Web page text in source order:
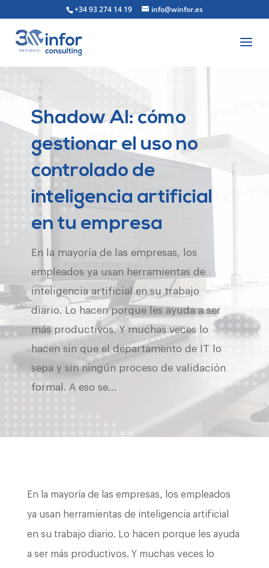
+34 93 274 14 19 info@winfor.es
Shadow AI: cómo
gestionar el uso no
controlado de
inteligencia artificial
en tu empresa
En la mayoría de las empresas, los
empleados ya usan herramientas de
inteligencia artificial en su trabajo
diario. Lo hacen porque les ayuda a ser
más productivos. Y muchas veces lo
hacen sin que el departamento de IT lo
sepa y sin ningún proceso de validación
formal. A eso se…
En la mayoría de las empresas, los empleados
ya usan herramientas de inteligencia artificial
en su trabajo diario. Lo hacen porque les ayuda
a ser más productivos. Y muchas veces lo